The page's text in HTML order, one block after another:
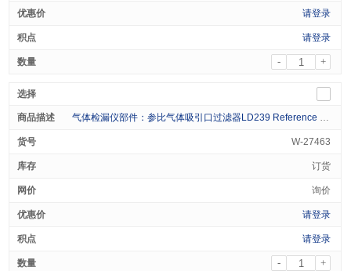
请登录
请登录
- +
气体检漏仪部件：参比气体吸引口过滤器LD239 Reference Filter 1/pk
W-27463
订货
询价
请登录
请登录
- +